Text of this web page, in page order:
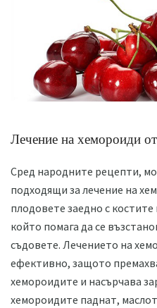
Лечение на хемороиди
Сред народните рецепти,
подходящи за лечение на
плодовете заедно с
който помага да се
съдовете. Лечението на
ефективно, защото
хемороидите и насърчава
хемороидите паднат,